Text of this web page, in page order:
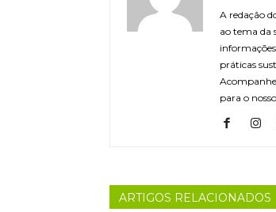
A redação
ao tema da
práticas
para o
ARTIGOS RELACIONADOS